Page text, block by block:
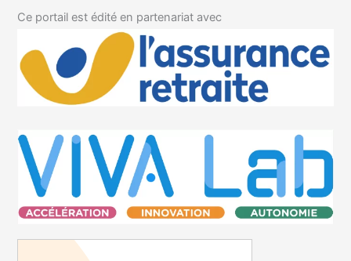
Ce portail est édité en partenariat avec